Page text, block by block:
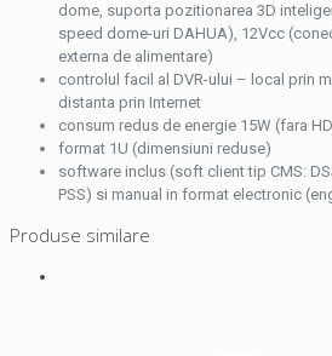
dome, suporta pozitionarea 3D
speed dome-uri DAHUA), 12Vcc
externa de alimentare)
controlul facil al DVR-ului – local prin
distanta prin Internet
consum redus de energie 15W (fara
format 1U (dimensiuni reduse)
software inclus (soft client tip CMS:
PSS) si manual in format electronic
Produse similare